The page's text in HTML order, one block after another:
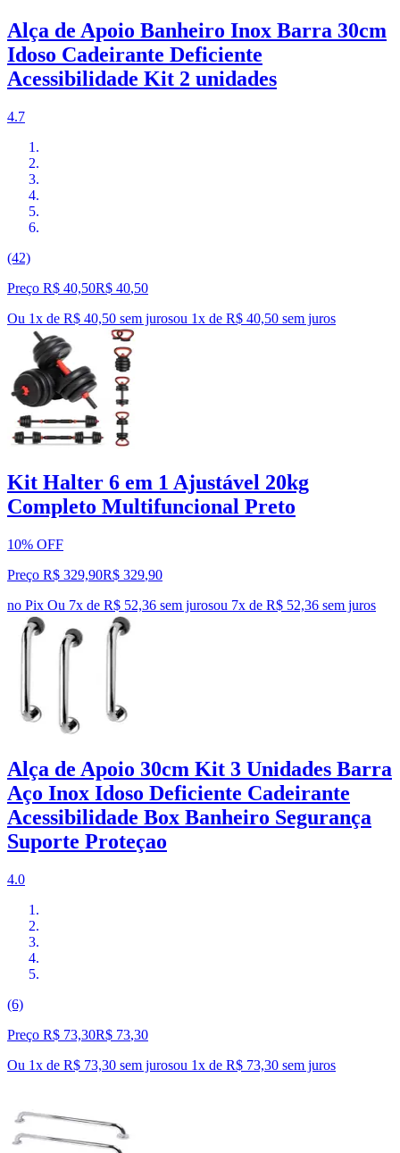
Alça de Apoio Banheiro Inox Barra 30cm
Idoso Cadeirante Deficiente
Acessibilidade Kit 2 unidades
4.7
(42)
Preço R$ 40,50R$ 40,50
Ou 1x de R$ 40,50 sem jurosou 1x de R$ 40,50 sem juros
Kit Halter 6 em 1 Ajustável 20kg
Completo Multifuncional Preto
10% OFF
Preço R$ 329,90R$ 329,90
no Pix Ou 7x de R$ 52,36 sem jurosou 7x de R$ 52,36 sem juros
Alça de Apoio 30cm Kit 3 Unidades Barra
Aço Inox Idoso Deficiente Cadeirante
Acessibilidade Box Banheiro Segurança
Suporte Proteçao
4.0
(6)
Preço R$ 73,30R$ 73,30
Ou 1x de R$ 73,30 sem jurosou 1x de R$ 73,30 sem juros